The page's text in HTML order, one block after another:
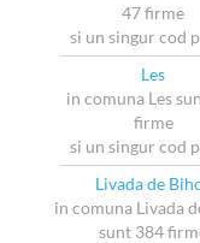
47 firme
si un singur cod
Les
in comuna Les
firme
si un singur cod
Livada de
in comuna Livada
sunt 384